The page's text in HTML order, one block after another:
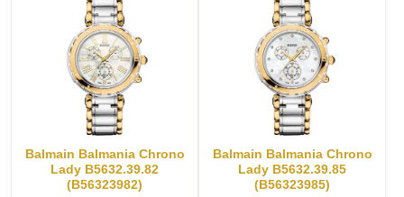
Balmain Balmania Chrono
Lady B5632.39.82
(B56323982)
Balmain Balmania Chrono
Lady B5632.39.85
(B56323985)